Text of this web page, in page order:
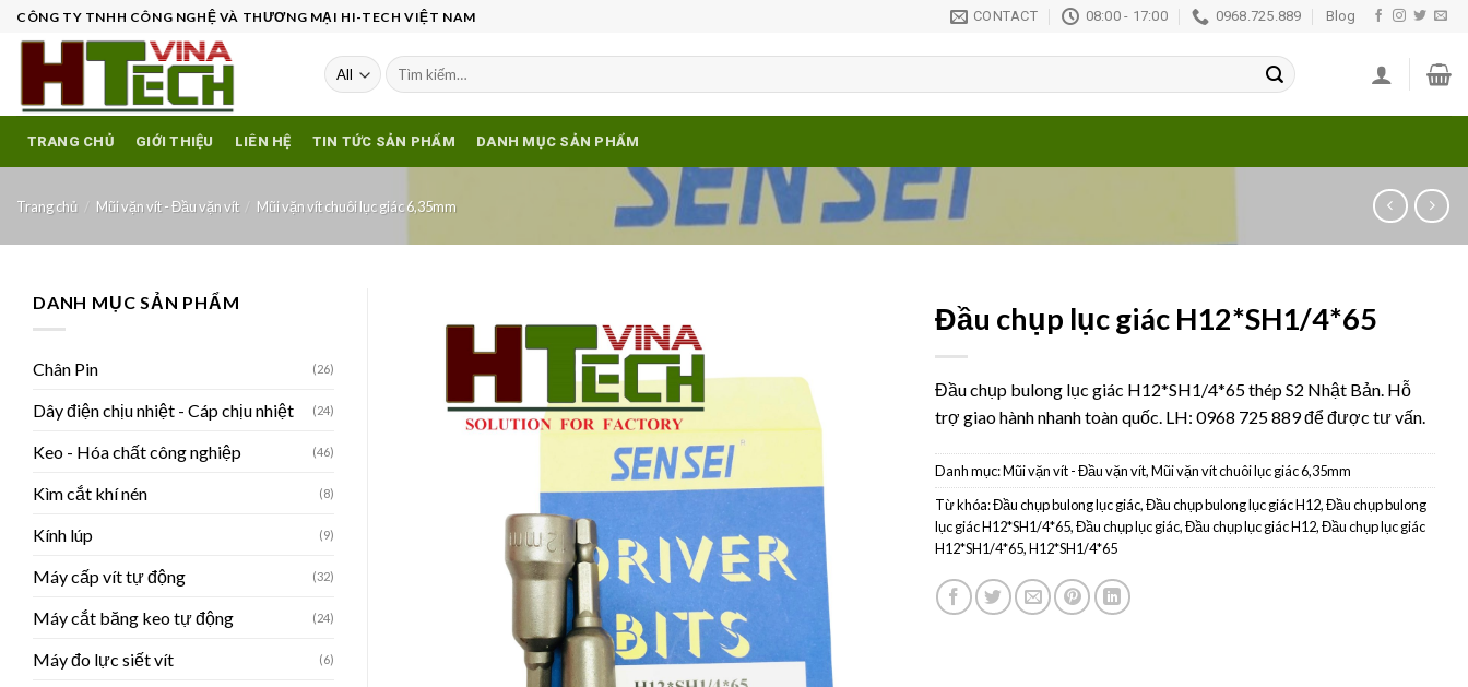
Skip
content
CÔNG TY TNHH CÔNG NGHỆ VÀ THƯƠNG MẠI HI-TECH VIỆT NAM CONTACT 08:00 - 17:00 0968.725.889 Blog
Tìm
kiếm:
TRANG CHỦ GIỚI THIỆU LIÊN HỆ TIN TỨC SẢN PHẨM DANH MỤC SẢN PHẨM
Trang chủ / Mũi vặn vít - Đầu vặn vít / Mũi vặn vít chuôi lục giác 6,35mm
DANH MỤC SẢN PHẨM
Chân Pin (26)
Dây điện chịu nhiệt - Cáp chịu nhiệt (24)
Keo - Hóa chất công nghiệp (46)
Kìm cắt khí nén (8)
Kính lúp (9)
Máy cấp vít tự động (32)
Máy cắt băng keo tự động (24)
Máy đo lực siết vít (6)
Đầu chụp lục giác H12*SH1/4*65
Đầu chụp bulong lục giác H12*SH1/4*65 thép S2 Nhật Bản. Hỗ
trợ giao hành nhanh toàn quốc. LH: 0968 725 889 để được tư vấn.
Danh mục:Mũi vặn vít - Đầu vặn vít,Mũi vặn vít chuôi lục giác 6,35mm
Từ khóa:Đầu chụp bulong lục giác,Đầu chụp bulong lục giác H12,Đầu chụp bulong
lục giác H12*SH1/4*65,Đầu chụp lục giác,Đầu chụp lục giác H12,Đầu chụp lục giác
H12*SH1/4*65,H12*SH1/4*65